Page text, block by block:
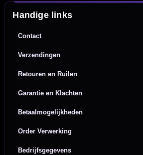
Handige links
Contact
Verzendingen
Retouren en Ruilen
Garantie en Klachten
Betaalmogelijkheden
Order Verwerking
Bedrijfsgegevens